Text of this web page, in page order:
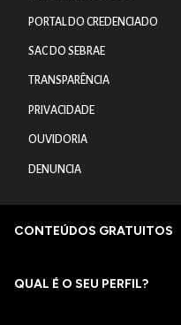
PORTAL DO CREDENCIADO
SAC DO SEBRAE
TRANSPARÊNCIA
PRIVACIDADE
OUVIDORIA
DENUNCIA
CONTEÚDOS GRATUITOS
QUAL É O SEU PERFIL?